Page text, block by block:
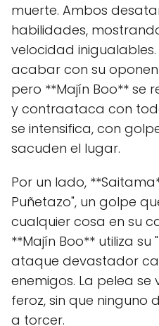
muerte. Ambos
habilidades,
velocidad
acabar con su
pero **Majín Boo** se
y contraataca con
se intensifica, con
sacuden el lugar.
Por un lado,
Puñetazo", un golpe
cualquier cosa en su
**Majín Boo** utiliza su
ataque devastador
enemigos. La pelea
feroz, sin que ninguno
a torcer.